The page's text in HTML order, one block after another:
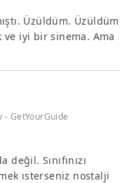
Üzüldüm. Üzüldüm
ve iyi bir sinema. Ama
GetYourGuide
değil. Sınıfınızı
ısterseniz nostalji